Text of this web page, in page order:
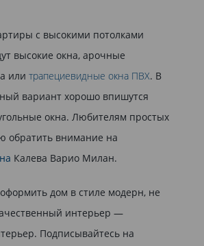
с высокими потолками
высокие окна, арочные
или трапециевидные окна ПВХ. В
вариант хорошо впишутся
окна. Любителям простых
обратить внимание на
Калева Варио Милан.
дом в стиле модерн, не
интерьер —
Подписывайтесь на